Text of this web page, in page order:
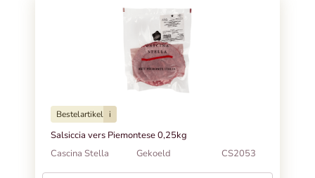
Bestelartikel i
Salsiccia vers Piemontese 0,25kg
Cascina Stella
Gekoeld CS2053